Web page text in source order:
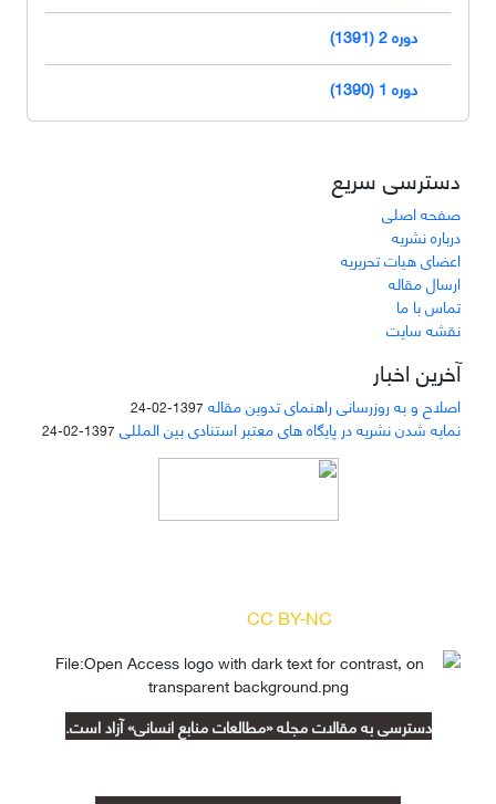
دوره 2 (1391)
دوره 1 (1390)
دسترسی سریع
صفحه اصلی
درباره نشریه
اعضای هیات تحریریه
ارسال مقاله
تماس با ما
نقشه سایت
آخرین اخبار
اصلاح و به روزرسانی راهنمای تدوین مقاله 1397-02-24
نمایه شدن نشریه در پایگاه های معتبر استنادی بین المللی 1397-02-24
CC BY-NC
دسترسی به مقالات مجله «مطالعات منابع انسانی» آزاد است.